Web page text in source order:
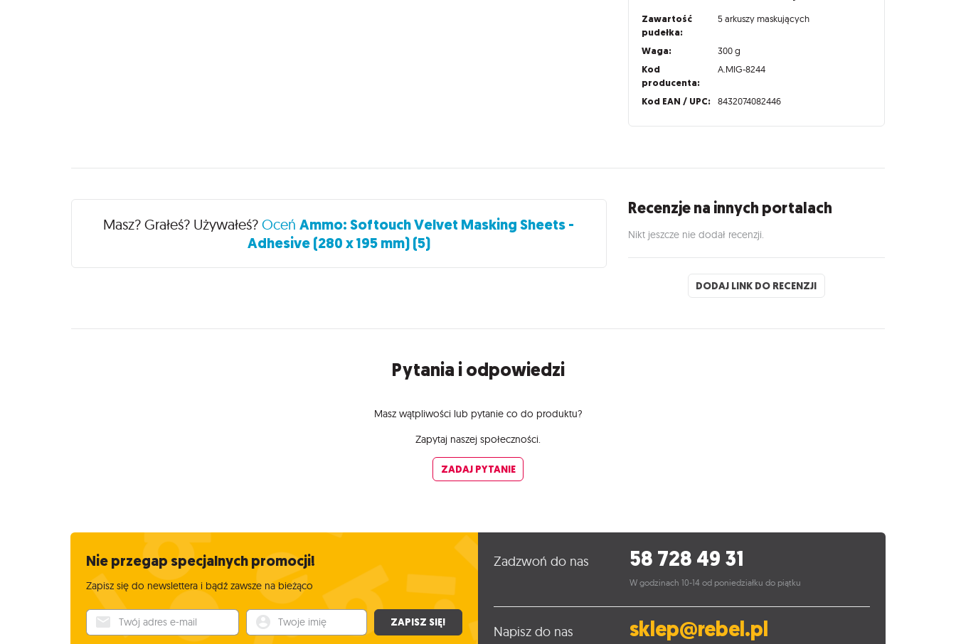
Zawartość
pudełka:
5 arkuszy maskujących
Waga: 300 g
Kod
producenta:
A.MIG-8244
Kod EAN / UPC: 8432074082446
Recenzje
Masz? Grałeś? Używałeś?OceńAmmo: Softouch Velvet Masking Sheets -
Adhesive (280 x 195 mm) (5)
Recenzje na innych portalach
Nikt jeszcze nie dodał recenzji.
DODAJ LINK DO RECENZJI
Pytania i odpowiedzi
Masz wątpliwości lub pytanie co do produktu?
Zapytaj naszej społeczności.
ZADAJ PYTANIE
Nie przegap specjalnych promocji!
Zapisz się do newslettera i bądź zawsze na bieżąco
Twój adres e-mail Twoje imię ZAPISZ SIĘ!
Zadzwoń do nas 58 728 49 31
W godzinach 10-14 od poniedziałku do piątku
Napisz do nas sklep@rebel.pl